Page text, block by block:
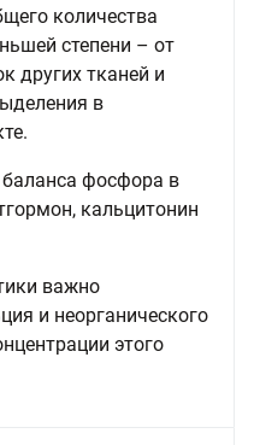
количества
степени – от
других тканей и
в
фосфора в
кальцитонин
важно
и неорганического
этого